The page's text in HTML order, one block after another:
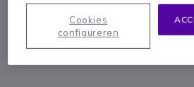
Cookies
configureren